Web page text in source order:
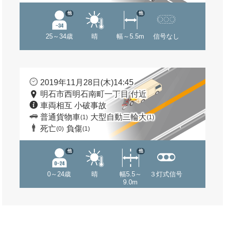
25～34歳
他
晴 幅～5.5m
他
信号なし
2019年11月28日(木)14:45
明石市西明石南町一丁目 付近
車両相互 小破事故
普通貨物車(1) 大型自動二輪大(1)
死亡(0) 負傷(1)
0～24歳
他
晴
幅5.5～
9.0m
他
３灯式信号